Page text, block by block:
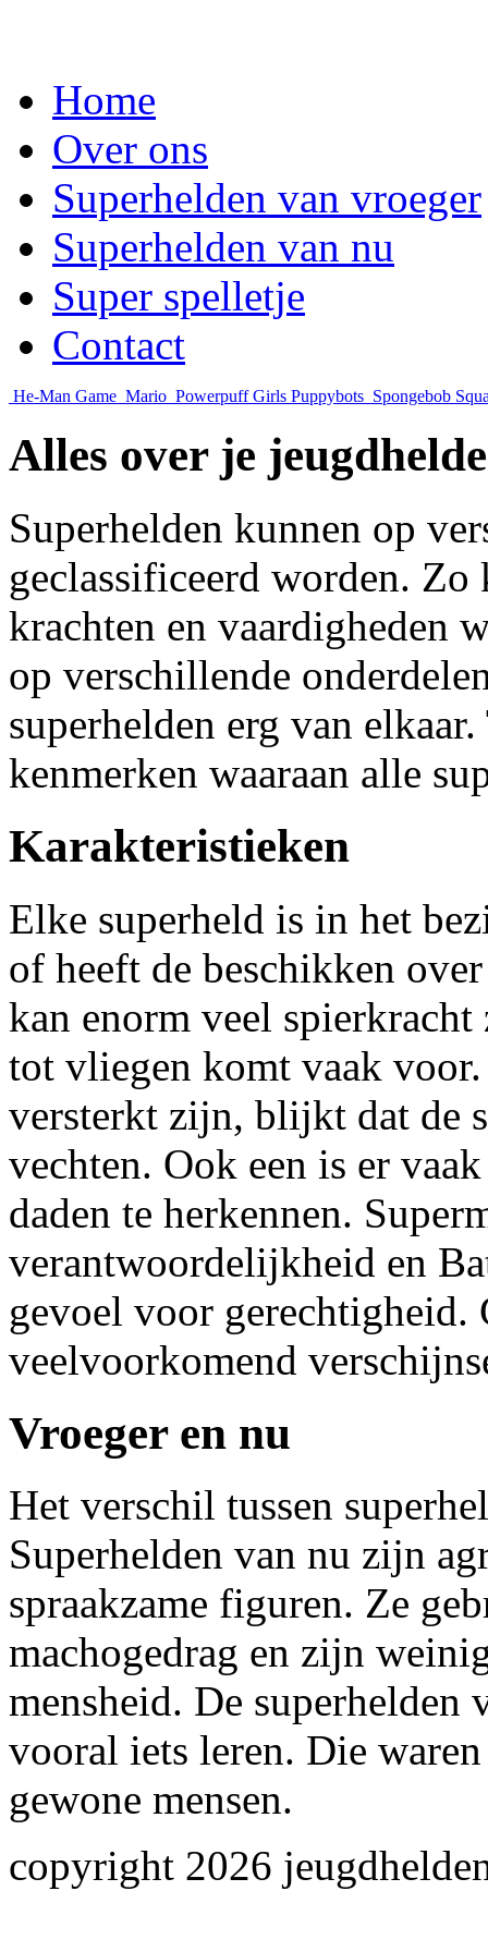
Home
Over ons
Superhelden van vroeger
Superhelden van nu
Super spelletje
Contact
He-Man Game Mario Powerpuff Girls Puppybots Spongebob
Alles over je
Superhelden kunnen op
geclassificeerd worden. Zo
krachten en vaardigheden
op verschillende
superhelden erg van
kenmerken waaraan alle
Karakteristieken
Elke superheld is in het
of heeft de beschikken
kan enorm veel
tot vliegen komt vaak
versterkt zijn, blijkt dat de
vechten. Ook een is er
daden te herkennen.
verantwoordelijkheid en
gevoel voor
veelvoorkomend
Vroeger en nu
Het verschil tussen
Superhelden van nu zijn
spraakzame figuren. Ze
machogedrag en zijn
mensheid. De
vooral iets leren. Die
gewone mensen.
copyright 2026